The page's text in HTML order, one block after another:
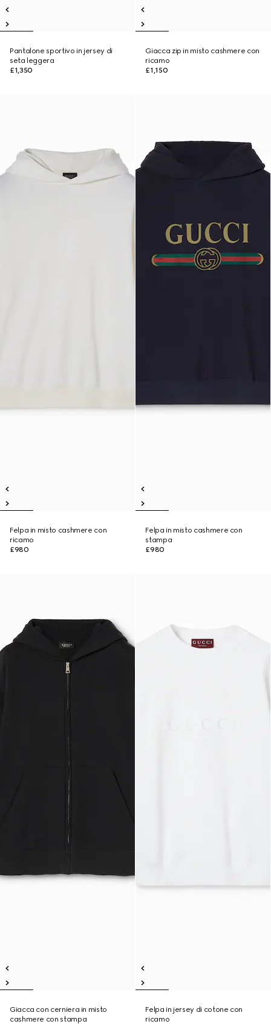
Pantalone sportivo in jersey di
seta leggera
£1,350
Giacca zip in misto cashmere con
ricamo
£1,150
Felpa in misto cashmere con
ricamo
£980
Felpa in misto cashmere con
stampa
£980
Giacca con cerniera in misto
cashmere con stampa
Felpa in jersey di cotone con
ricamo